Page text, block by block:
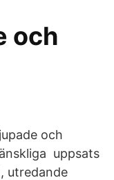
och
och
uppsats
utredande